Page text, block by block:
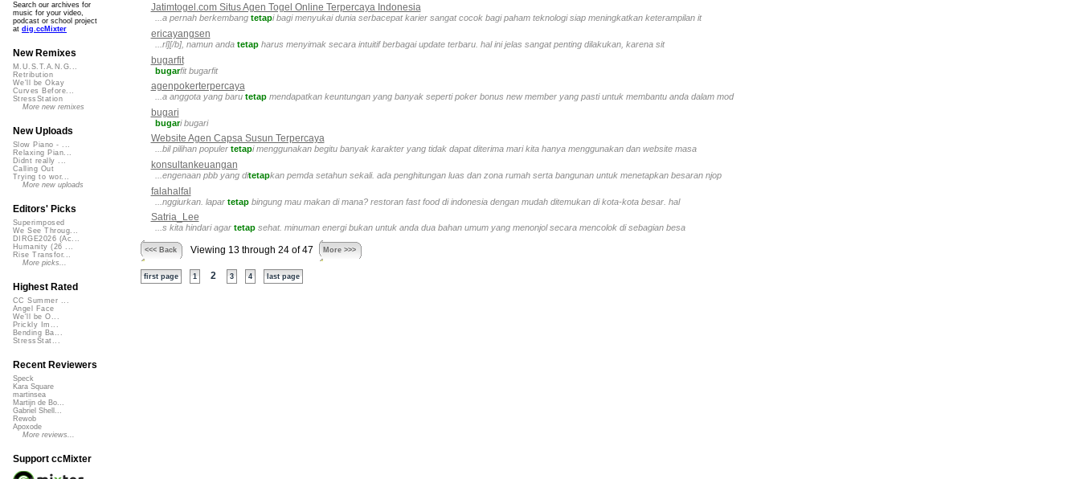
Jatimtogel.com Situs Agen Togel Online Terpercaya Indonesia
...a pernah berkembang tetapi bagi menyukai dunia serbacepat karier sangat cocok bagi paham teknologi siap meningkatkan keterampilan it
ericayangsen
...rl][/b], namun anda tetap harus menyimak secara intuitif berbagai update terbaru. hal ini jelas sangat penting dilakukan, karena sit
bugarfit
bugarfit bugarfit
agenpokerterpercaya
...a anggota yang baru tetap mendapatkan keuntungan yang banyak seperti poker bonus new member yang pasti untuk membantu anda dalam mod
bugari
bugari bugari
Website Agen Capsa Susun Terpercaya
...bil pilihan populer tetapi menggunakan begitu banyak karakter yang tidak dapat diterima mari kita hanya menggunakan dan website masa
konsultankeuangan
...engenaan pbb yang ditetapkan pemda setahun sekali. ada penghitungan luas dan zona rumah serta bangunan untuk menetapkan besaran njop
falahalfal
...nggiurkan. lapar tetap bingung mau makan di mana? restoran fast food di indonesia dengan mudah ditemukan di kota-kota besar. hal
Satria_Lee
...s kita hindari agar tetap sehat. minuman energi bukan untuk anda dua bahan umum yang menonjol secara mencolok di sebagian besa
<<< Back Viewing 13 through 24 of 47 More >>>
first page 1 2 3 4 last page
Search our archives for
music for your video,
podcast or school project
at dig.ccMixter
New Remixes
M.U.S.T.A.N.G...
Retribution
We'll be Okay
Curves Before...
StressStation
More new remixes
New Uploads
Slow Piano - ...
Relaxing Pian...
Didnt really ...
Calling Out
Trying to wor...
More new uploads
Editors' Picks
Superimposed
We See Throug...
DIRGE2026 (Ac...
Humanity (26 ...
Rise Transfor...
More picks...
Highest Rated
CC Summer ...
Angel Face
We'll be O...
Prickly Im...
Bending Ba...
StressStat...
Recent Reviewers
Speck
Kara Square
martinsea
Martijn de Bo...
Gabriel Shell...
Rewob
Apoxode
More reviews...
Support ccMixter